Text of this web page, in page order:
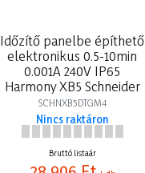
Időzítő panelbe építhető
elektronikus 0.5-10min
0.001A 240V IP65
Harmony XB5 Schneider
SCHNXB5DTGM4
Nincs raktáron
Bruttó listaár